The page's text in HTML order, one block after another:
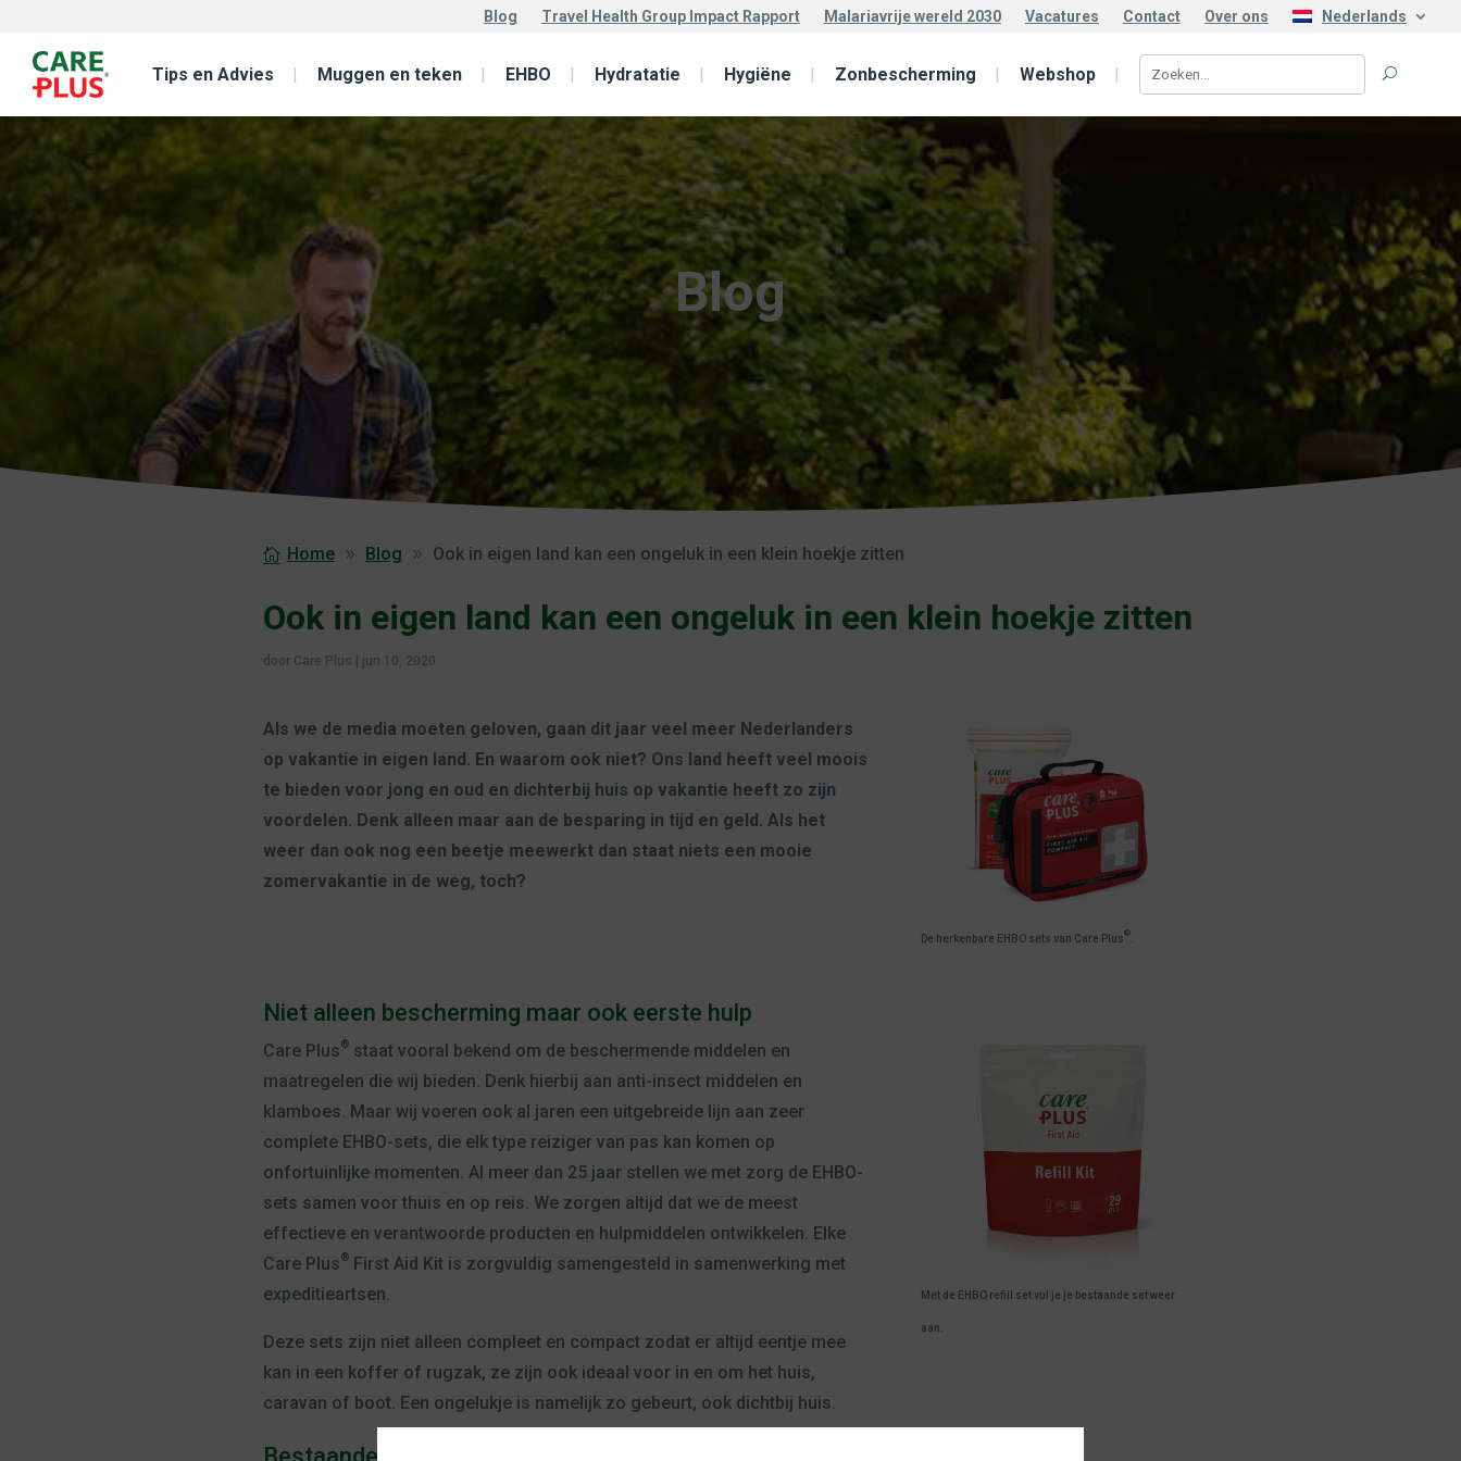
Blog Travel Health Group Impact Rapport Malariavrije wereld 2030 Vacatures Contact Over ons Nederlands
Tips en Advies Muggen en teken EHBO Hydratatie Hygiëne Zonbescherming Webshop
Blog
Home Blog Ook in eigen land kan een ongeluk in een klein hoekje zitten
Ook in eigen land kan een ongeluk in een klein hoekje zitten
door Care Plus jun 10, 2020
Als we de media moeten geloven, gaan dit jaar veel meer Nederlanders
op vakantie in eigen land. En waarom ook niet? Ons land heeft veel moois
te bieden voor jong en oud en dichterbij huis op vakantie heeft zo zijn
voordelen. Denk alleen maar aan de besparing in tijd en geld. Als het
weer dan ook nog een beetje meewerkt dan staat niets een mooie
zomervakantie in de weg, toch?
De herkenbare EHBO sets van Care Plus®.
Niet alleen bescherming maar ook eerste hulp
Care Plus®staat vooral bekend om de beschermende middelen en
maatregelen die wij bieden. Denk hierbij aan anti-insect middelen en
klamboes. Maar wij voeren ook al jaren een uitgebreide lijn aan zeer
complete EHBO-sets, die elk type reiziger van pas kan komen op
onfortuinlijke momenten. Al meer dan 25 jaar stellen we met zorg de EHBO-
sets samen voor thuis en op reis. We zorgen altijd dat we de meest
effectieve en verantwoorde producten en hulpmiddelen ontwikkelen. Elke
Care Plus®First Aid Kit is zorgvuldig samengesteld in samenwerking met
expeditieartsen.
Deze sets zijn niet alleen compleet en compact zodat er altijd eentje mee
kan in een koffer of rugzak, ze zijn ook ideaal voor in en om het huis,
caravan of boot. Een ongelukje is namelijk zo gebeurt, ook dichtbij huis.
Met de EHBO refill set vul je je bestaande set weer
aan.